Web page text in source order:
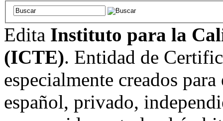
Edita Instituto para la
(ICTE). Entidad de
especialmente creados
español, privado,